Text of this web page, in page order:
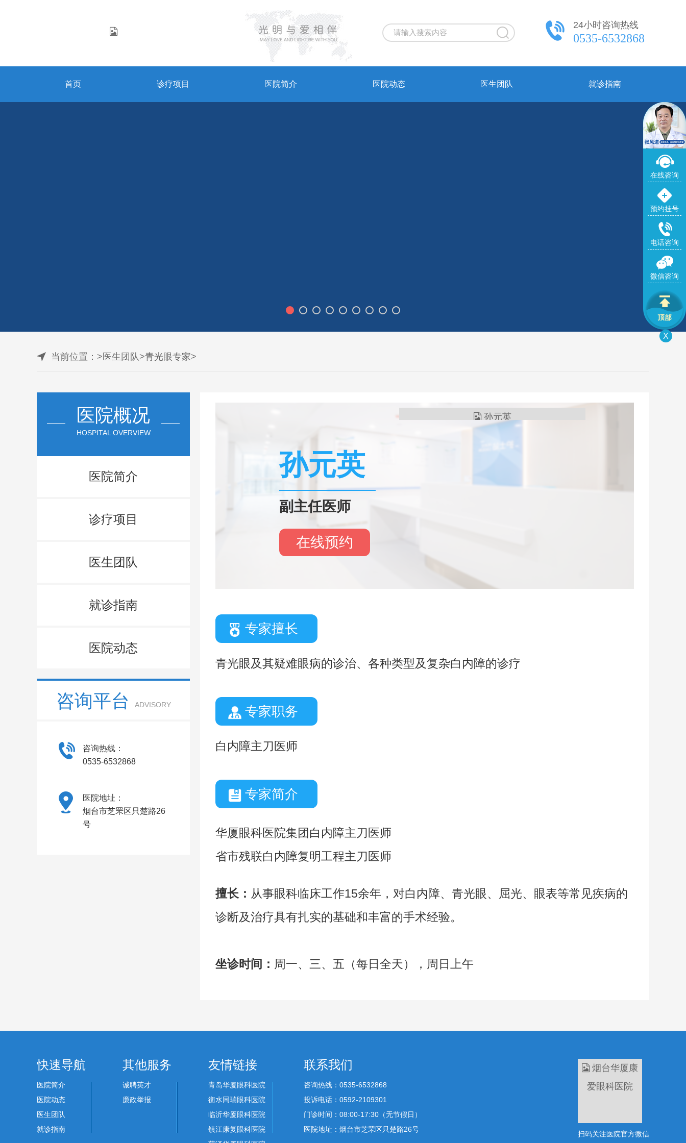
24小时咨询热线
0535-6532868
首页 诊疗项目 医院简介 医院动态 医生团队 就诊指南
当前位置： > 医生团队>青光眼专家>
医院概况
HOSPITAL OVERVIEW
医院简介
诊疗项目
医生团队
就诊指南
医院动态
咨询平台 ADVISORY
咨询热线：
0535-6532868
医院地址：
烟台市芝罘区只楚路26
号
孙元英
副主任医师
在线预约
专家擅长
青光眼及其疑难眼病的诊治、各种类型及复杂白内障的诊疗
专家职务
白内障主刀医师
专家简介
华厦眼科医院集团白内障主刀医师
省市残联白内障复明工程主刀医师
擅长： 从事眼科临床工作15余年，对白内障、青光眼、屈光、眼表等常见疾病的
诊断及治疗具有扎实的基础和丰富的手术经验。
坐诊时间： 周一、三、五（每日全天），周日上午
快速导航
医院简介
医院动态
医生团队
就诊指南
其他服务
诚聘英才
廉政举报
友情链接
青岛华厦眼科医院
衡水同瑞眼科医院
临沂华厦眼科医院
镇江康复眼科医院
联系我们
咨询热线：0535-6532868
投诉电话：0592-2109301
门诊时间：08:00-17:30（无节假日）
医院地址：烟台市芝罘区只楚路26号
扫码关注医院官方微信
X
在线咨询
预约挂号
电话咨询
微信咨询